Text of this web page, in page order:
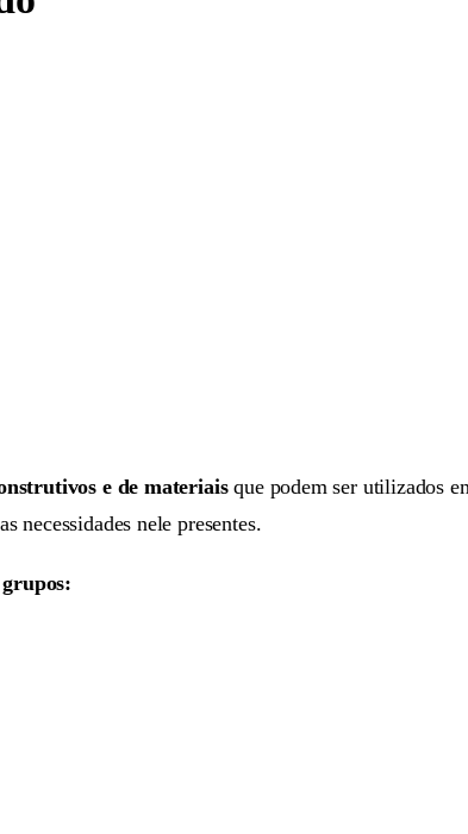
e de materiaisque podem ser utilizados
necessidades nele presentes.